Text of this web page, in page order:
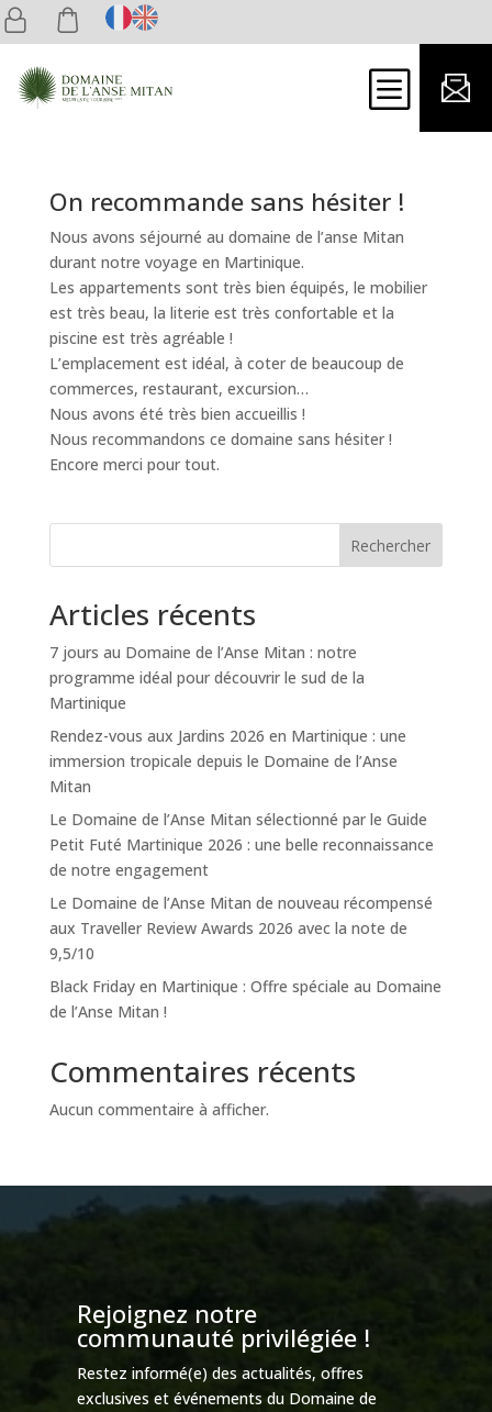
b
06
On recommande sans hésiter !
Nous avons séjourné au domaine de l’anse Mitan
durant notre voyage en Martinique.
Les appartements sont très bien équipés, le mobilier
est très beau, la literie est très confortable et la
piscine est très agréable !
L’emplacement est idéal, à coter de beaucoup de
commerces, restaurant, excursion…
Nous avons été très bien accueillis !
Nous recommandons ce domaine sans hésiter !
Encore merci pour tout.
Rechercher
Articles récents
7 jours au Domaine de l’Anse Mitan : notre
programme idéal pour découvrir le sud de la
Martinique
Rendez-vous aux Jardins 2026 en Martinique : une
immersion tropicale depuis le Domaine de l’Anse
Mitan
Le Domaine de l’Anse Mitan sélectionné par le Guide
Petit Futé Martinique 2026 : une belle reconnaissance
de notre engagement
Le Domaine de l’Anse Mitan de nouveau récompensé
aux Traveller Review Awards 2026 avec la note de
9,5/10
Black Friday en Martinique : Offre spéciale au Domaine
de l’Anse Mitan !
Commentaires récents
Aucun commentaire à afficher.
Rejoignez notre
communauté privilégiée !
Restez informé(e) des actualités, offres
exclusives et événements du Domaine de